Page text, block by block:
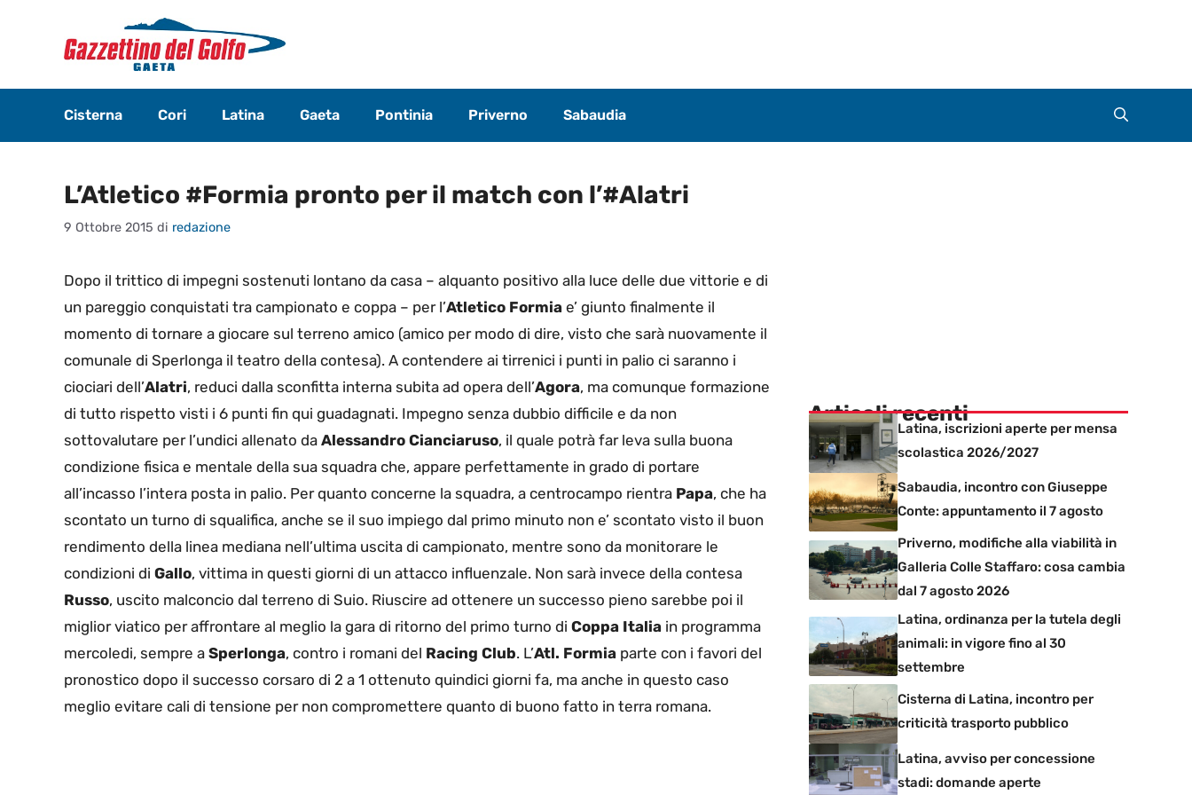
contenuto
Cisterna Cori Latina Gaeta Pontinia Priverno Sabaudia
L’Atletico #Formia pronto per il match con l’#Alatri
9 Ottobre 2015 di redazione
Dopo il trittico di impegni sostenuti lontano da casa – alquanto positivo alla luce delle due vittorie e di
un pareggio conquistati tra campionato e coppa – per l’Atletico Formia e’ giunto finalmente il
momento di tornare a giocare sul terreno amico (amico per modo di dire, visto che sarà nuovamente il
comunale di Sperlonga il teatro della contesa). A contendere ai tirrenici i punti in palio ci saranno i
ciociari dell’Alatri, reduci dalla sconfitta interna subita ad opera dell’Agora, ma comunque formazione
di tutto rispetto visti i 6 punti fin qui guadagnati. Impegno senza dubbio difficile e da non
sottovalutare per l’undici allenato da Alessandro Cianciaruso, il quale potrà far leva sulla buona
condizione fisica e mentale della sua squadra che, appare perfettamente in grado di portare
all’incasso l’intera posta in palio. Per quanto concerne la squadra, a centrocampo rientra Papa, che ha
scontato un turno di squalifica, anche se il suo impiego dal primo minuto non e’ scontato visto il buon
rendimento della linea mediana nell’ultima uscita di campionato, mentre sono da monitorare le
condizioni di Gallo, vittima in questi giorni di un attacco influenzale. Non sarà invece della contesa
Russo, uscito malconcio dal terreno di Suio. Riuscire ad ottenere un successo pieno sarebbe poi il
miglior viatico per affrontare al meglio la gara di ritorno del primo turno di Coppa Italia in programma
mercoledi, sempre a Sperlonga, contro i romani del Racing Club. L’Atl. Formia parte con i favori del
pronostico dopo il successo corsaro di 2 a 1 ottenuto quindici giorni fa, ma anche in questo caso
meglio evitare cali di tensione per non compromettere quanto di buono fatto in terra romana.
Articoli recenti
Latina, iscrizioni aperte per mensa
scolastica 2026/2027
Sabaudia, incontro con Giuseppe
Conte: appuntamento il 7 agosto
Priverno, modifiche alla viabilità in
Galleria Colle Staffaro: cosa cambia
dal 7 agosto 2026
Latina, ordinanza per la tutela degli
animali: in vigore fino al 30
settembre
Cisterna di Latina, incontro per
criticità trasporto pubblico
Latina, avviso per concessione
stadi: domande aperte